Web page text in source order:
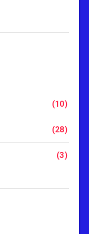
(10)
(28)
(3)